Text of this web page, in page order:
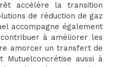
accélère la transition
de réduction de gaz
accompagne également
contribuer à améliorer les
amorcer un transfert de
Mutuelconcrétise aussi à